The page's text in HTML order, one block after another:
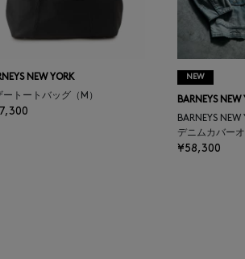
NEW YORK
ートートバッグ（M）
NEW
BARNEYS NEW
BARNEYS
デニムカバー
¥58,300